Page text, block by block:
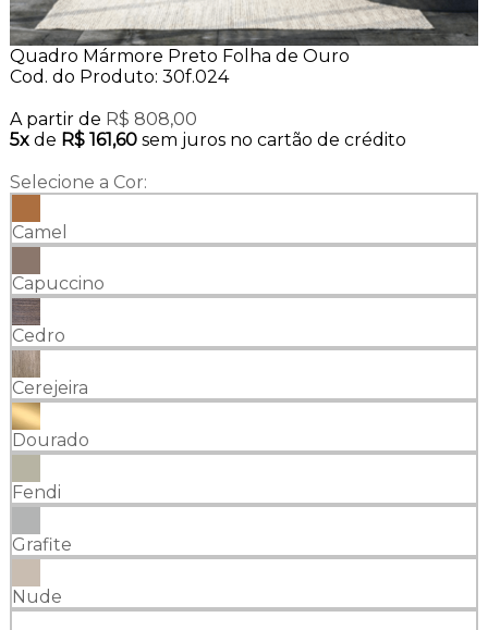
Quadro Mármore Preto Folha de Ouro
Cod. do Produto: 30f.024
A partir de R$ 808,00
5xde R$ 161,60 sem juros no cartão de crédito
Selecione a Cor:
Camel
Capuccino
Cedro
Cerejeira
Dourado
Fendi
Grafite
Nude